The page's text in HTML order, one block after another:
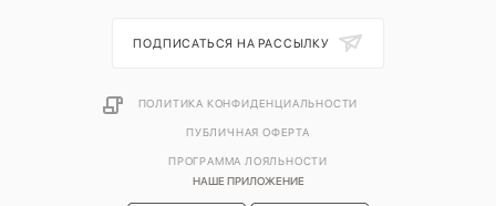
НАШЕ ПРИЛОЖЕНИЕ
ПОДПИСАТЬСЯ НА РАССЫЛКУ
ПОЛИТИКА КОНФИДЕНЦИАЛЬНОСТИ
ПУБЛИЧНАЯ ОФЕРТА
ПРОГРАММА ЛОЯЛЬНОСТИ